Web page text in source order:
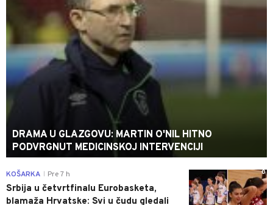
DRAMA U GLAZGOVU: MARTIN O'NIL HITNO
PODVRGNUT MEDICINSKOJ INTERVENCIJI
0
KOŠARKA Pre 7 h
Srbija u četvrtfinalu Eurobasketa,
blamaža Hrvatske: Svi u čudu gledali